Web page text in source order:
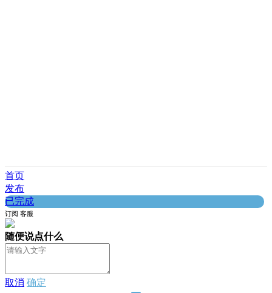
首页
发布
已完成
订阅 客服
随便说点什么
取消 确定